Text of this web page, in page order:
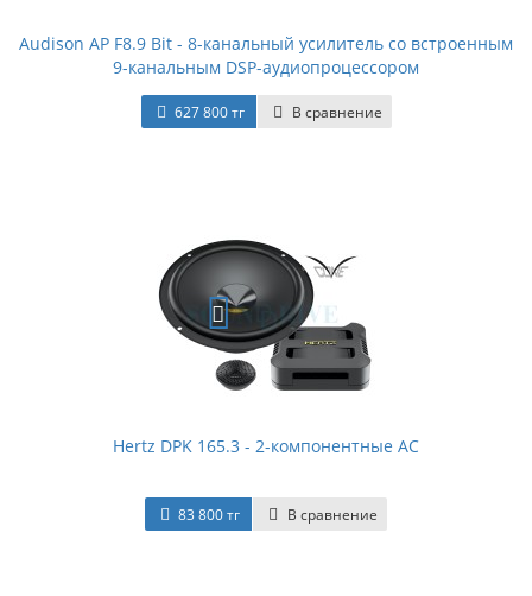
Audison AP F8.9 Bit - 8-канальный усилитель со встроенным
9-канальным DSP-аудиопроцессором
627 800 тг В сравнение
Hertz DPK 165.3 - 2-компонентные АС
83 800 тг В сравнение